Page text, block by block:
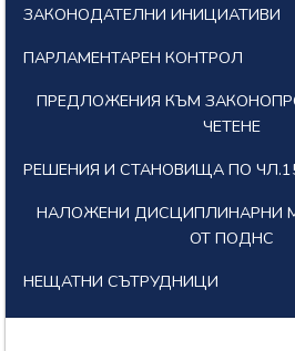
ЗАКОНОДАТЕЛНИ ИНИЦИАТИВИ
ПАРЛАМЕНТАРЕН КОНТРОЛ
ПРЕДЛОЖЕНИЯ КЪМ
ЧЕТЕНЕ
РЕШЕНИЯ И СТАНОВИЩА ПО
НАЛОЖЕНИ ДИСЦИПЛИНАРНИ
ОТ ПОДНС
НЕЩАТНИ СЪТРУДНИЦИ